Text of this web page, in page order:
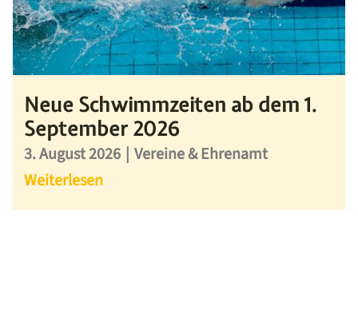
Neue Schwimmzeiten ab dem 1.
September 2026
3. August 2026 | Vereine & Ehrenamt
Weiterlesen